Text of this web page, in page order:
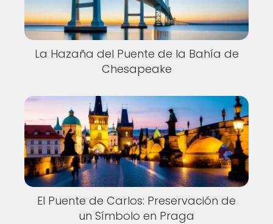
La Hazaña del Puente de la Bahía de
Chesapeake
El Puente de Carlos: Preservación de
un Símbolo en Praga